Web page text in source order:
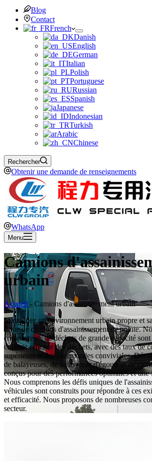
Blog
Contact
French
Danish
English
German
Italian
Polish
Portuguese
Russian
Spanish
Japanese
Indonesian
Turkish
Arabic
Chinese
Rechercher
Obtenir une demande de renseignements
WhatsApp
Menu
Camions
urbain
Accueil- Camions d'assainissement urbain
Maintenez un environnement urbain propre et
flotte de camions d'assainissement de pointe.
compacteurs de déchets de grande capacité
collecte efficace des déchets, avec des taux de
supérieurs et des commandes conviviales.
de balayeuses, de nettoyeurs d'égouts et de
conçus pour des performances optimales et
Nous comprenons les défis uniques de
véhicules sont construits pour répondre à ces
et efficacité. Nous proposons de nombreuses
secteur.